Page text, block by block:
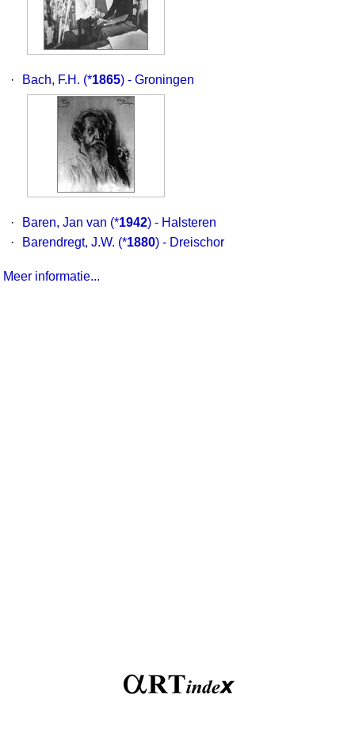
· Bach, F.H. (*1865) - Groningen
· Baren, Jan van (*1942) - Halsteren
·
Barendregt, J.W. (*1880) - Dreischor
Meer informatie...